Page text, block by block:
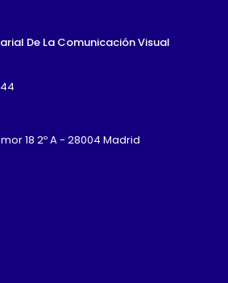
F
De La Comunicación Visual
18 2º A - 28004 Madrid